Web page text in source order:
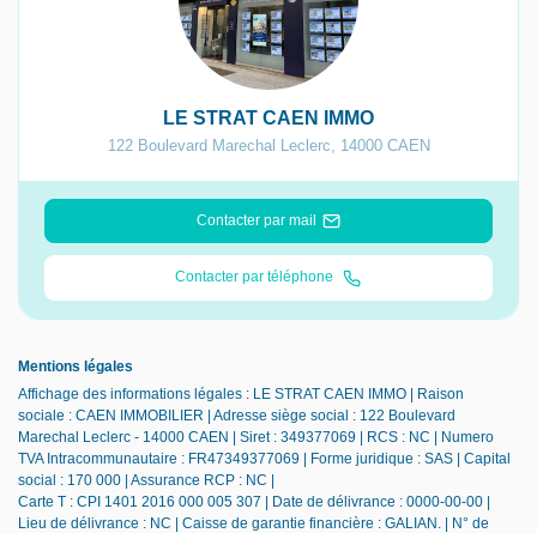
LE STRAT CAEN IMMO
122 Boulevard Marechal Leclerc 14000 CAEN
Contacter par mail
Contacter par téléphone
Mentions légales
Affichage des informations légales : LE STRAT CAEN IMMO | Raison
sociale : CAEN IMMOBILIER | Adresse siège social : 122 Boulevard
Marechal Leclerc - 14000 CAEN | Siret : 349377069 | RCS : NC | Numero
TVA Intracommunautaire : FR47349377069 | Forme juridique : SAS | Capital
social : 170 000 | Assurance RCP : NC |
Carte T : CPI 1401 2016 000 005 307 | Date de délivrance : 0000-00-00 |
Lieu de délivrance : NC | Caisse de garantie financière : GALIAN. | N° de